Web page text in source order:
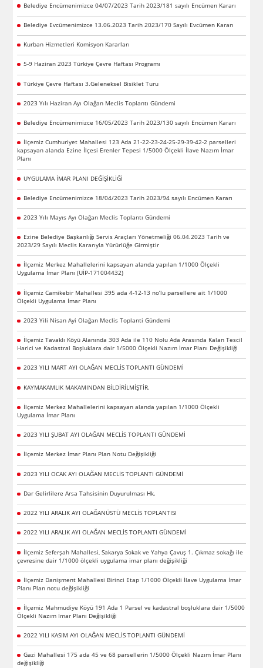
Belediye Encümenimizce 04/07/2023 Tarih 2023/181 sayılı Encümen Kararı
Belediye Evcümenimizce 13.06.2023 Tarih 2023/170 Sayılı Evcümen Kararı
Kurban Hizmetleri Komisyon Kararları
5-9 Haziran 2023 Türkiye Çevre Haftası Programı
Türkiye Çevre Haftası 3.Geleneksel Bisiklet Turu
2023 Yılı Haziran Ayı Olağan Meclis Toplantı Gündemi
Belediye Encümenimizce 16/05/2023 Tarih 2023/130 sayılı Encümen Kararı
İlçemiz Cumhuriyet Mahallesi 123 Ada 21-22-23-24-25-29-39-42-2 parselleri
kapsayan alanda Ezine İlçesi Erenler Tepesi 1/5000 Ölçekli İlave Nazım İmar
Planı
UYGULAMA İMAR PLANI DEĞİŞİKLİĞİ
Belediye Encümenimizce 18/04/2023 Tarih 2023/94 sayılı Encümen Kararı
2023 Yılı Mayıs Ayı Olağan Meclis Toplantı Gündemi
Ezine Belediye Başkanlığı Servis Araçları Yönetmeliği 06.04.2023 Tarih ve
2023/29 Sayılı Meclis Kararıyla Yürürlüğe Girmiştir
İlçemiz Merkez Mahallelerini kapsayan alanda yapılan 1/1000 Ölçekli
Uygulama İmar Planı (UİP-171004432)
İlçemiz Camikebir Mahallesi 395 ada 4-12-13 no’lu parsellere ait 1/1000
Ölçekli Uygulama İmar Planı
2023 Yili Nisan Ayi Olağan Meclis Toplanti Gündemi
İlçemiz Tavaklı Köyü Alanında 303 Ada ile 110 Nolu Ada Arasında Kalan Tescil
Harici ve Kadastral Boşluklara dair 1/5000 Ölçekli Nazım İmar Planı Değişikliği
2023 YILI MART AYI OLAĞAN MECLİS TOPLANTI GÜNDEMİ
KAYMAKAMLIK MAKAMINDAN BİLDİRİLMİŞTİR.
İlçemiz Merkez Mahallelerini kapsayan alanda yapılan 1/1000 Ölçekli
Uygulama İmar Planı
2023 YILI ŞUBAT AYI OLAĞAN MECLİS TOPLANTI GÜNDEMİ
İlçemiz Merkez İmar Planı Plan Notu Değişikliği
2023 YILI OCAK AYI OLAĞAN MECLİS TOPLANTI GÜNDEMİ
Dar Gelirlilere Arsa Tahsisinin Duyurulması Hk.
2022 YILI ARALIK AYI OLAĞANÜSTÜ MECLİS TOPLANTISI
2022 YILI ARALIK AYI OLAĞAN MECLİS TOPLANTI GÜNDEMİ
İlçemiz Seferşah Mahallesi, Sakarya Sokak ve Yahya Çavuş 1. Çıkmaz sokağı ile
çevresine dair 1/1000 ölçekli uygulama imar planı değişikliği
İlçemiz Danişment Mahallesi Birinci Etap 1/1000 Ölçekli İlave Uygulama İmar
Planı Plan notu değişikliği
İlçemiz Mahmudiye Köyü 191 Ada 1 Parsel ve kadastral boşluklara dair 1/5000
Ölçekli Nazım İmar Planı Değişikliği
2022 YILI KASIM AYI OLAĞAN MECLİS TOPLANTI GÜNDEMİ
Gazi Mahallesi 175 ada 45 ve 68 parsellerin 1/5000 Ölçekli Nazım İmar Planı
değişikliği